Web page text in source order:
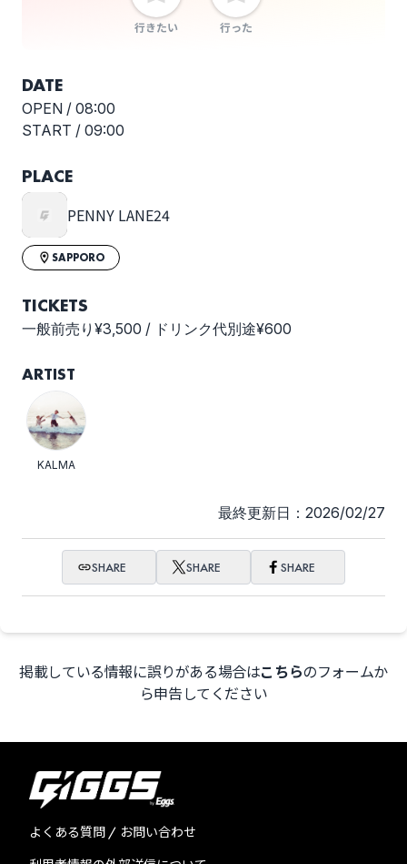
行きたい 行った
DATE
OPEN / 08:00
START / 09:00
PLACE
PENNY LANE24
SAPPORO
TICKETS
一般前売り¥3,500 / ドリンク代別途¥600
ARTIST
KALMA
最終更新日：2026/02/27
SHARE SHARE SHARE
掲載している情報に誤りがある場合はこちらのフォームか
ら申告してください
よくある質問 / お問い合わせ